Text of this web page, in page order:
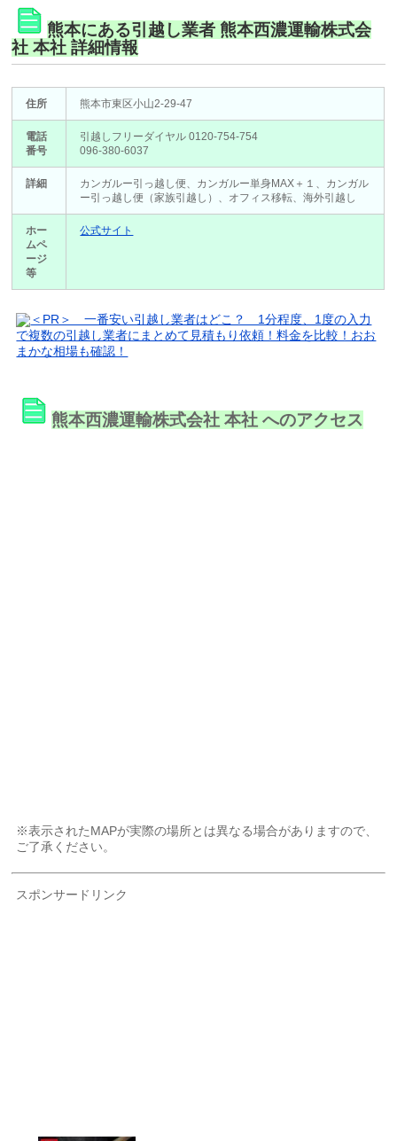
熊本にある引越し業者 熊本西濃運輸株式会
社 本社 詳細情報
住所 熊本市東区小山2-29-47
電話
番号
引越しフリーダイヤル 0120-754-754
096-380-6037
詳細
カンガルー引っ越し便、カンガルー単身MAX＋１、カンガル
ー引っ越し便（家族引越し）、オフィス移転、海外引越し
ホー
ムペ
ージ
等
公式サイト
＜PR＞ 一番安い引越し業者はどこ？ 1分程度、1度の入力
で複数の引越し業者にまとめて見積もり依頼！料金を比較！おお
まかな相場も確認！
熊本西濃運輸株式会社 本社 へのアクセス
※表示されたMAPが実際の場所とは異なる場合がありますので、
ご了承ください。
スポンサードリンク